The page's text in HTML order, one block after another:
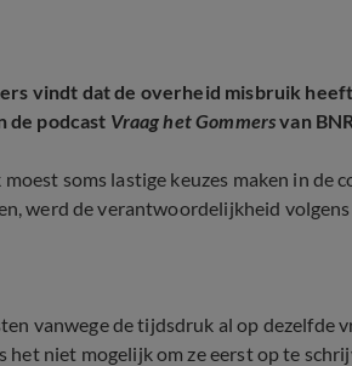
vindt dat de overheid misbruik
de podcast Vraag het Gommersvan
soms lastige keuzes maken in de
werd de verantwoordelijkheid
vanwege de tijdsdruk al op dezelfde
het niet mogelijk om ze eerst op te